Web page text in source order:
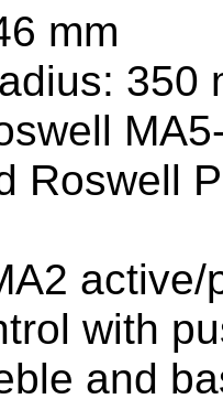
mm
350
Roswell
with
and